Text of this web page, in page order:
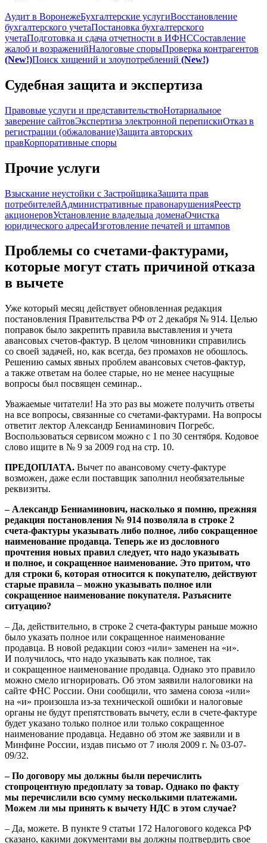
Аудит в ВоронежеБухгалтерские услугиВосстановление
бухгалтерского учетаПостановка бухгалтерского
учетаПодготовка и сдача отчетности в ИФНССоставление
жалоб и возраженийНалоговые спорыПроверка контрагентов
(New!)Поиск хищений и злоупотреблений (New!)
Судебная защита и экспертиза
Правовые услуги и представительствоНотариальное
заверение сайтовЭкспертиза электронной перепискиОтказ в
регистрации (обжалование)Защита авторских
правКорпоративные споры
Прочие услуги
Взыскание неустойки с ЗастройщикаЗащита прав
потребителейАдминистративные правонарушенияРеестр
акционеровУстановление владельца доменаОчистка
юридического адресаИзготовление печатей и штампов
Проблемы со счетами-фактурами,
которые могут стать причиной отказа
в вычете
Уже который месяц действует обновленная редакция
постановления Правительства РФ от 2 декабря № 914. Целью
поправок было закрепить правила выставления и учета
авансовых счетов-фактур. В целом чиновники справились
со своей задачей, но, как всегда, без промахов не обошлось.
Решению самых явных проблем авансовых счетов-фактур,
а также ответам на более старые, но не менее насущные
вопросы был посвящен семинар..
Уважаемые читатели! На это раз вы можете получить ответы
на все вопросы, связанные со счетами-фактурами. На вопросы
ответит лектор Александр Бениаминович Погребс.
Воспользоваться сервисом можно с 1 по 30 сентября. Кодовое
слово ищите в № 9 за 2009 год на стр. 10.
ПРЕДОПЛАТА. Вычет по авансовому счету-фактуре
возможен, даже если поставщик заполнил необязательные
реквизиты.
– Александр Бениаминович, насколько я помню, прежняя
редакция постановления № 914 позволяла в строке 2
счета-фактуры указывать либо полное, либо сокращенное
наименование продавца. Теперь же из дословного
прочтения новых правил следует, что надо указывать
и полное, и сокращенное наименование. Это притом, что
для строки 6, которая относится к покупателю, действуют
старые правила – можно указывать полное или
сокращенное наименование покупателя. Разъясните
ситуацию?
– Да, действительно, в строке 2 счета-фактуры раньше можно
было указать полное или сокращенное наименование
продавца. В новой редакции союз «или» заменен на «и».
И получилось, что надо указывать как полное, так
и сокращенное наименование продавца. Однако это правило
можно смело игнорировать. Об этом заявили налоговики на
сайте ФНС России. Они сообщили, что замена союза «или»
на «и» произошла из-за технической ошибки и налоговые
органы не будут препятствовать вычету, если в счете-фактуре
будет указано только полное или только сокращенное
наименование продавца. Недавно об этом же заявили и в
Минфине России, издав письмо от 7 июля 2009 г. № 03-07-
09/32.
– По договору мы должны были перечислить
стопроцентную предоплату за товар. Однако по факту
мы перечислили всю сумму несколькими платежами.
Можем ли мы принять к вычету НДС в этом случае?
– Да, можете. В пункте 9 статьи 172 Налогового кодекса РФ
сказано, какими документами вы должны подтвердить свое